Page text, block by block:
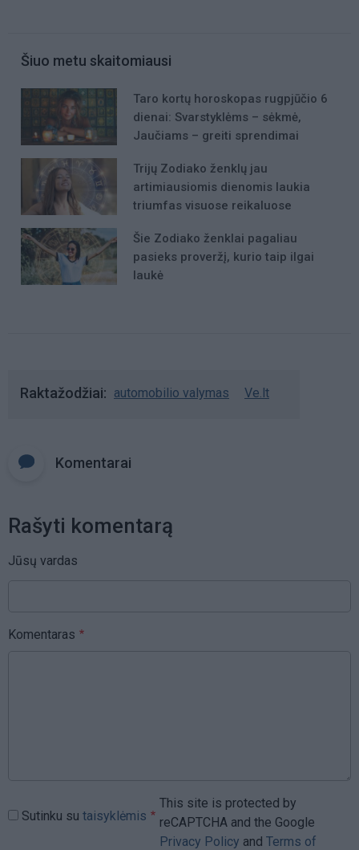
Šiuo metu skaitomiausi
Taro kortų horoskopas rugpjūčio 6
dienai: Svarstyklėms – sėkmė,
Jaučiams – greiti sprendimai
Trijų Zodiako ženklų jau
artimiausiomis dienomis laukia
triumfas visuose reikaluose
Šie Zodiako ženklai pagaliau
pasieks proveržį, kurio taip ilgai
laukė
Raktažodžiai automobilio valymas Ve.lt
Komentarai
Rašyti komentarą
Jūsų vardas
Komentaras
Sutinku su taisyklėmis
This site is protected by
reCAPTCHA and the Google
Privacy Policy and Terms of